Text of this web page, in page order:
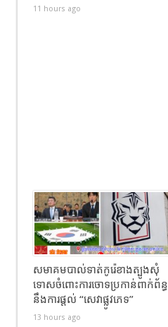
11 hours ago
សមាគមបាល់ទាត់កូរ៉េខាងត្បូងសុំ
ទោសចំពោះការចោទប្រកាន់ពាក់ព័ន្ធ
នឹងការផ្តល់ “សេវាផ្លូវភេទ”
13 hours ago